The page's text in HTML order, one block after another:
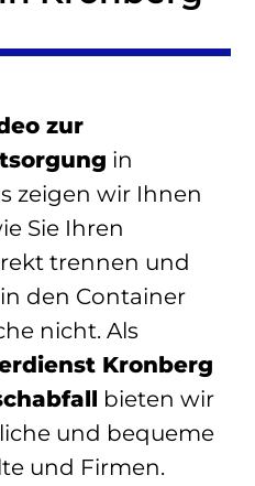
zur
in
zeigen wir Ihnen
Sie Ihren
trennen und
den Container
nicht. Als
Kronberg
bieten wir
und bequeme
und Firmen.